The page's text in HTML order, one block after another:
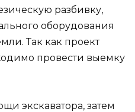
разбивку,
оборудования
Так как проект
провести выемку
экскаватора, затем